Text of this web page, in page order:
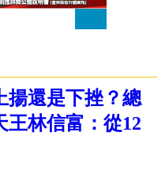
揚還是下挫？總
王林信富：從12